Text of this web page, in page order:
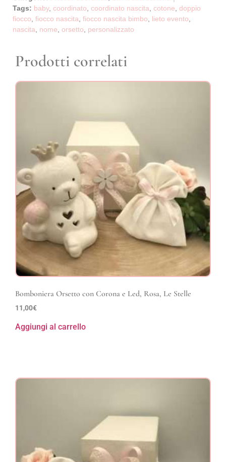
Tags: baby, coordinato coordinato nascita cotone doppio
fiocco fiocco nascita fiocco nascita bimbo lieto evento
nascita
nome orsetto personalizzato
Prodotti correlati
Bomboniera Orsetto con Corona e Led, Rosa, Le Stelle
11,00€
Aggiungi al carrello